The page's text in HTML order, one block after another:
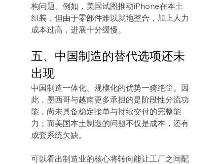
构问题。例如，美国试图推动iPhone在本土
组装，但由于零部件难以就地整合，加上人力
成本过高，进展十分缓慢。
五、中国制造的替代选项还未
出现
中国制造一体化、规模化的优势一骑绝尘。因
此，墨西哥与越南更多承担的是阶段性分流功
能，尚未具备稳定接单与持续交付的完整能
力；而美国本土制造的问题不仅是成本，还有
成套系统欠缺。
可以看出制造业的核心将转向能让工厂之间配